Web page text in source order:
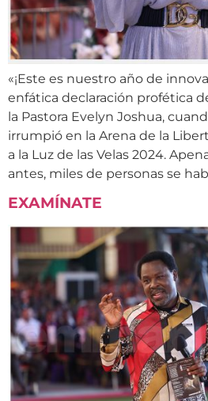
«¡Este es nuestro año de
enfática declaración profética
la Pastora Evelyn Joshua,
irrumpió en la Arena de la
a la Luz de las Velas 2024.
antes, miles de personas se
EXAMÍNATE